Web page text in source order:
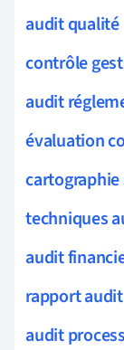
audit qualité
contrôle
audit
évaluation
techniques
audit
rapport audit
audit